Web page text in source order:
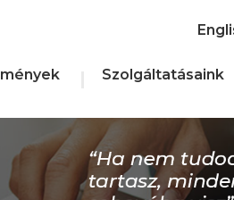
Szolgáltatásaink